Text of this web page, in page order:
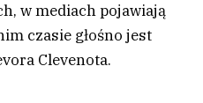
w mediach pojawiają
czasie głośno jest
Clevenota.